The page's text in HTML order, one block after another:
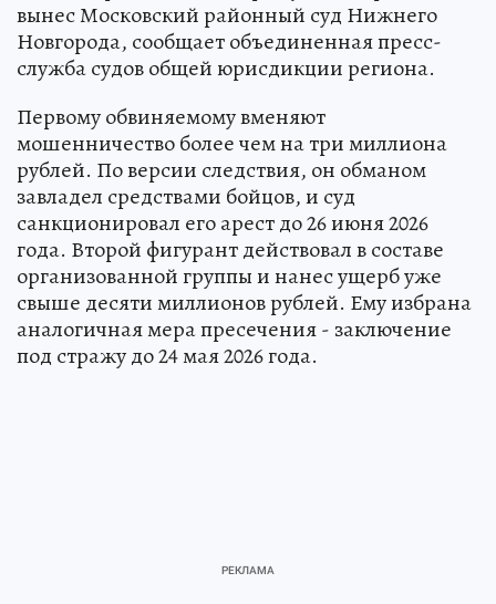
вынес Московский районный суд Нижнего
Новгорода, сообщает объединенная пресс-
служба судов общей юрисдикции региона.
Первому обвиняемому вменяют
мошенничество более чем на три миллиона
рублей. По версии следствия, он обманом
завладел средствами бойцов, и суд
санкционировал его арест до 26 июня 2026
года. Второй фигурант действовал в составе
организованной группы и нанес ущерб уже
свыше десяти миллионов рублей. Ему избрана
аналогичная мера пресечения - заключение
под стражу до 24 мая 2026 года.